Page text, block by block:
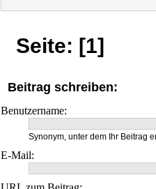
Seite: [1]
Beitrag schreiben:
Benutzername:
Synonym, unter dem Ihr Beitrag
E-Mail: